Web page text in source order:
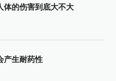
体的伤害到底大不大
产生耐药性